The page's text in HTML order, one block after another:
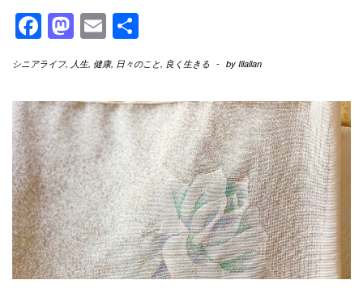
Facebook
Mastodon
Email
有
シニアライフ, 人生, 健康, 日々のこと, 良く生きる - by Illallan